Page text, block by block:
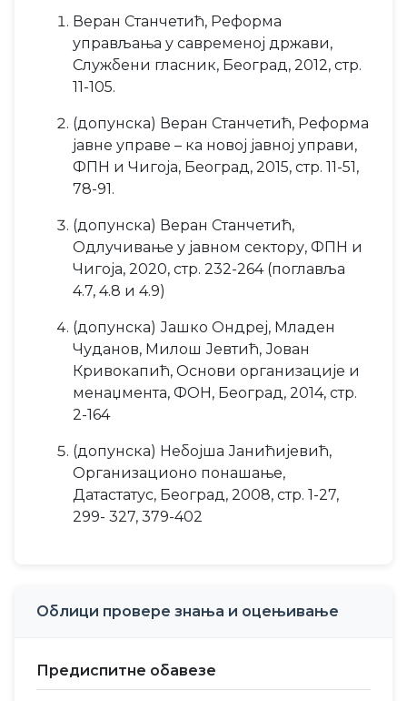
Веран Станчетић, Реформа
управљања у савременој држави,
Службени гласник, Београд, 2012, стр.
11-105.
(допунска) Веран Станчетић, Реформа
јавне управе – ка новој јавној управи,
ФПН и Чигоја, Београд, 2015, стр. 11-51,
78-91.
(допунска) Веран Станчетић,
Одлучивање у јавном сектору, ФПН и
Чигоја, 2020, стр. 232-264 (поглавља
4.7, 4.8 и 4.9)
(допунска) Јашко Ондреј, Младен
Чуданов, Милош Јевтић, Јован
Кривокапић, Основи организације и
менаџмента, ФОН, Београд, 2014, стр.
2-164
(допунска) Небојша Јанићијевић,
Организационо понашање,
Датастатус, Београд, 2008, стр. 1-27,
299- 327, 379-402
Облици провере знања и оцењивање
Предиспитне обавезе